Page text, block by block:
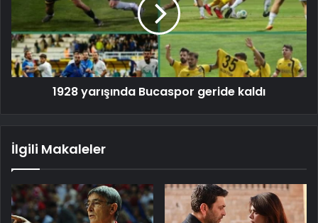
1928 yarışında Bucaspor geride kaldı
İlgili Makaleler